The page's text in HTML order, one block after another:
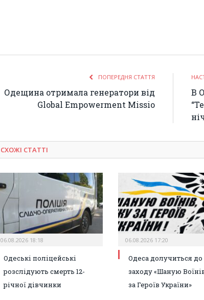
ПОПЕРЕДНЯ СТАТТЯ
Одещина отримала генератори від
Global Empowerment Missio
В
СХОЖІ СТАТТІ
06.08.2026 18:18
Одеські поліцейські
розслідують смерть 12-
річної дівчинки
06.08.2026 17:20
Одеса долучиться до
заходу «Шаную
за Героїв України»